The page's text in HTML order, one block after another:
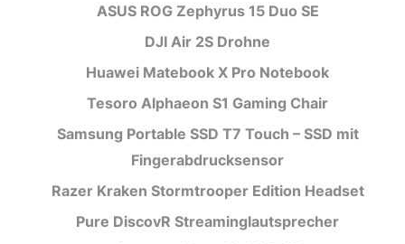
ASUS ROG Zephyrus 15 Duo SE
DJI Air 2S Drohne
Huawei Matebook X Pro Notebook
Tesoro Alphaeon S1 Gaming Chair
Samsung Portable SSD T7 Touch – SSD mit
Fingerabdrucksensor
Razer Kraken Stormtrooper Edition Headset
Pure DiscovR Streaminglautsprecher